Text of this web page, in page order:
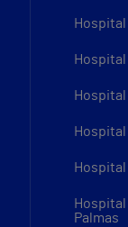
Hospital
Palmas